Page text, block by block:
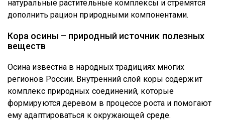
натуральные растительные комплексы и стремятся
дополнить рацион природными компонентами.
Кора осины – природный источник полезных
веществ
Осина известна в народных традициях многих
регионов России. Внутренний слой коры содержит
комплекс природных соединений, которые
формируются деревом в процессе роста и помогают
ему адаптироваться к окружающей среде.